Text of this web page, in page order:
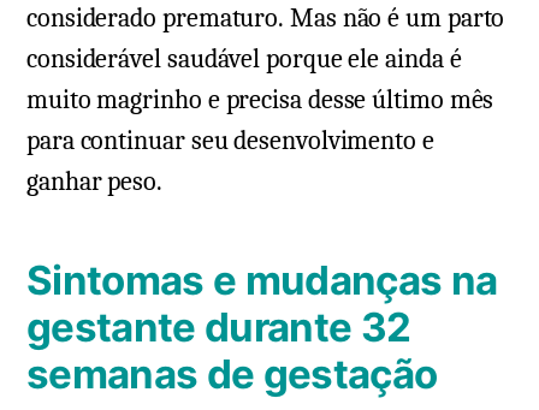
considerado prematuro. Mas não é um parto
considerável saudável porque ele ainda é
muito magrinho e precisa desse último mês
para continuar seu desenvolvimento e
ganhar peso.
Sintomas e mudanças na
gestante durante 32
semanas de gestação